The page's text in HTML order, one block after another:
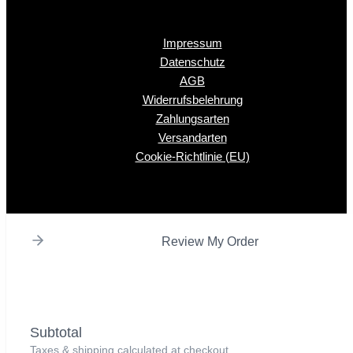
Impressum
Datenschutz
AGB
Widerrufsbelehrung
Zahlungsarten
Versandarten
Cookie-Richtlinie (EU)
Review My Order
Subtotal
Taxes & shipping calculated at checkout